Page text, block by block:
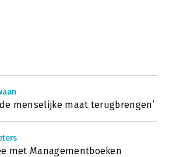
menselijke maat terugbrengen’
met Managementboeken